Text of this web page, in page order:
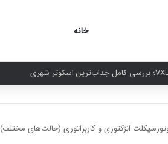
خانه
انژکتوری و کاربراتوری (حالت‌های مختلف)